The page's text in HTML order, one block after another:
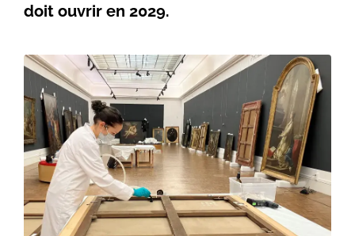
doit ouvrir en 2029.